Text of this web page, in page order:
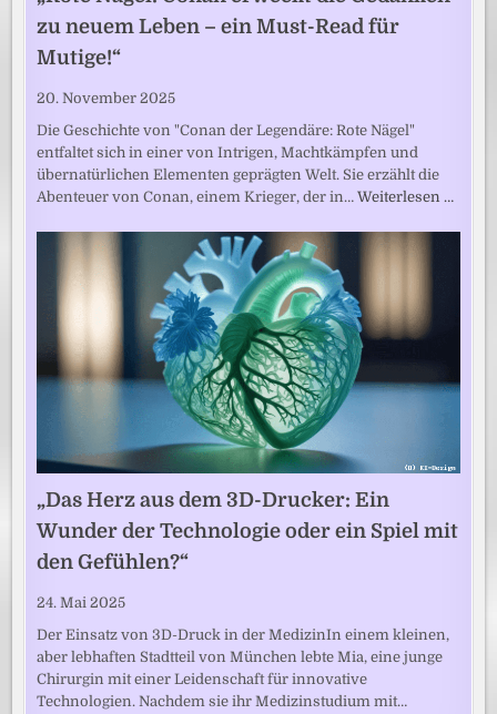
zu neuem Leben – ein Must-Read für
Mutige!“
20. November 2025
Die Geschichte von "Conan der Legendäre: Rote Nägel"
entfaltet sich in einer von Intrigen, Machtkämpfen und
übernatürlichen Elementen geprägten Welt. Sie erzählt die
Abenteuer von Conan, einem Krieger, der in…Weiterlesen …
„Das Herz aus dem 3D-Drucker: Ein
Wunder der Technologie oder ein Spiel mit
den Gefühlen?“
24. Mai 2025
Der Einsatz von 3D-Druck in der MedizinIn einem kleinen,
aber lebhaften Stadtteil von München lebte Mia, eine junge
Chirurgin mit einer Leidenschaft für innovative
Technologien. Nachdem sie ihr Medizinstudium mit…